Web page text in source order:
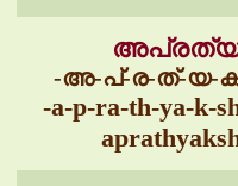
-അ-പ്-ര-ത്-യ-
-a-p-ra-th-ya-k-